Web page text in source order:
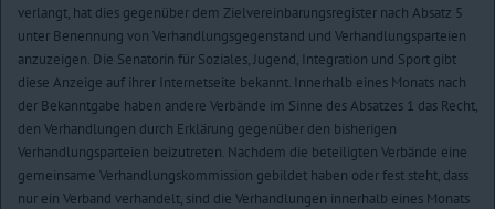
verlangt, hat dies gegenüber dem Zielvereinbarungsregister nach Absatz 5
unter Benennung von Verhandlungsgegenstand und Verhandlungsparteien
anzuzeigen. Die Senatorin für Soziales, Jugend, Integration und Sport gibt
diese Anzeige auf ihrer Internetseite bekannt. Innerhalb eines Monats nach
der Bekanntgabe haben andere Verbände im Sinne des Absatzes 1 das Recht,
den Verhandlungen durch Erklärung gegenüber den bisherigen
Verhandlungsparteien beizutreten. Nachdem die beteiligten Verbände eine
gemeinsame Verhandlungskommission gebildet haben oder fest steht, dass
nur ein Verband verhandelt, sind die Verhandlungen innerhalb eines Monats